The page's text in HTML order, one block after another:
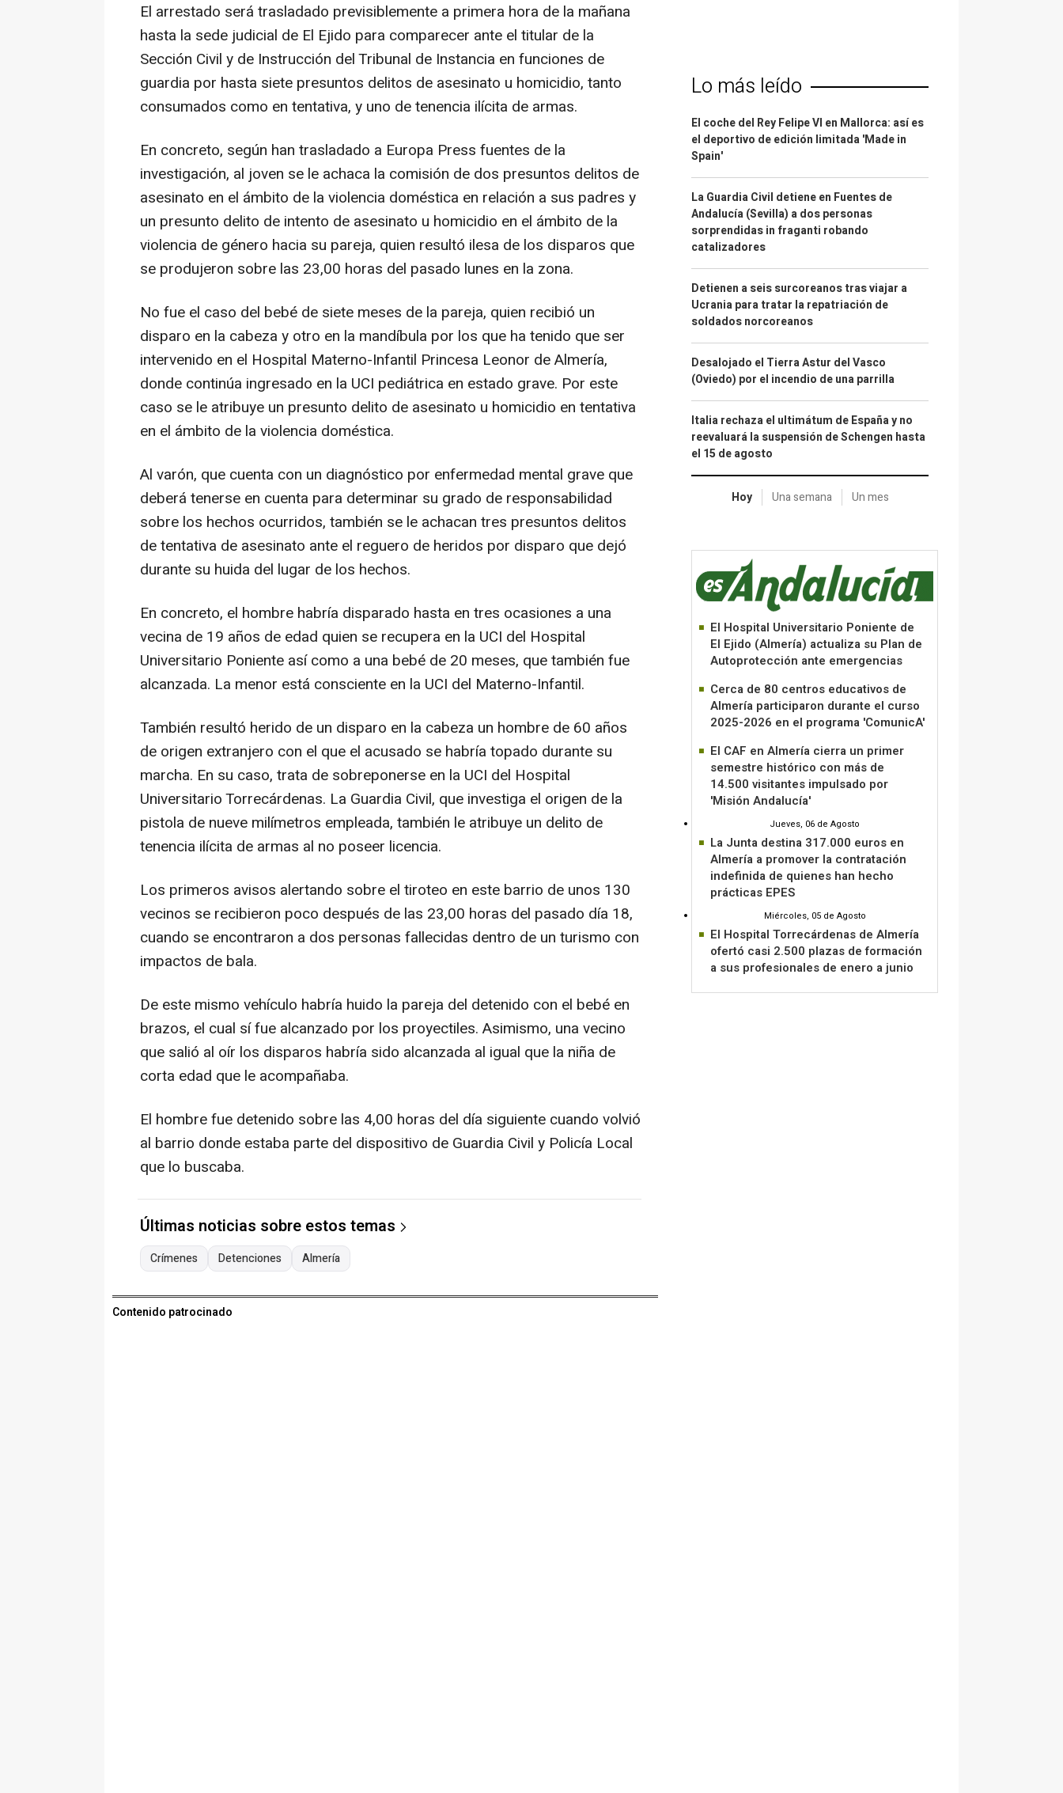
El arrestado será trasladado previsiblemente a primera hora de la mañana
hasta la sede judicial de El Ejido para comparecer ante el titular de la
Sección Civil y de Instrucción del Tribunal de Instancia en funciones de
guardia por hasta siete presuntos delitos de asesinato u homicidio, tanto
consumados como en tentativa, y uno de tenencia ilícita de armas.
En concreto, según han trasladado a Europa Press fuentes de la
investigación, al joven se le achaca la comisión de dos presuntos delitos de
asesinato en el ámbito de la violencia doméstica en relación a sus padres y
un presunto delito de intento de asesinato u homicidio en el ámbito de la
violencia de género hacia su pareja, quien resultó ilesa de los disparos que
se produjeron sobre las 23,00 horas del pasado lunes en la zona.
No fue el caso del bebé de siete meses de la pareja, quien recibió un
disparo en la cabeza y otro en la mandíbula por los que ha tenido que ser
intervenido en el Hospital Materno-Infantil Princesa Leonor de Almería,
donde continúa ingresado en la UCI pediátrica en estado grave. Por este
caso se le atribuye un presunto delito de asesinato u homicidio en tentativa
en el ámbito de la violencia doméstica.
Al varón, que cuenta con un diagnóstico por enfermedad mental grave que
deberá tenerse en cuenta para determinar su grado de responsabilidad
sobre los hechos ocurridos, también se le achacan tres presuntos delitos
de tentativa de asesinato ante el reguero de heridos por disparo que dejó
durante su huida del lugar de los hechos.
En concreto, el hombre habría disparado hasta en tres ocasiones a una
vecina de 19 años de edad quien se recupera en la UCI del Hospital
Universitario Poniente así como a una bebé de 20 meses, que también fue
alcanzada. La menor está consciente en la UCI del Materno-Infantil.
También resultó herido de un disparo en la cabeza un hombre de 60 años
de origen extranjero con el que el acusado se habría topado durante su
marcha. En su caso, trata de sobreponerse en la UCI del Hospital
Universitario Torrecárdenas. La Guardia Civil, que investiga el origen de la
pistola de nueve milímetros empleada, también le atribuye un delito de
tenencia ilícita de armas al no poseer licencia.
Los primeros avisos alertando sobre el tiroteo en este barrio de unos 130
vecinos se recibieron poco después de las 23,00 horas del pasado día 18,
cuando se encontraron a dos personas fallecidas dentro de un turismo con
impactos de bala.
De este mismo vehículo habría huido la pareja del detenido con el bebé en
brazos, el cual sí fue alcanzado por los proyectiles. Asimismo, una vecino
que salió al oír los disparos habría sido alcanzada al igual que la niña de
corta edad que le acompañaba.
El hombre fue detenido sobre las 4,00 horas del día siguiente cuando volvió
al barrio donde estaba parte del dispositivo de Guardia Civil y Policía Local
que lo buscaba.
Últimas noticias sobre estos temas
Crímenes Detenciones Almería
Contenido patrocinado
Lo más leído
El coche del Rey Felipe VI en Mallorca: así es
el deportivo de edición limitada 'Made in
Spain'
La Guardia Civil detiene en Fuentes de
Andalucía (Sevilla) a dos personas
sorprendidas in fraganti robando
catalizadores
Detienen a seis surcoreanos tras viajar a
Ucrania para tratar la repatriación de
soldados norcoreanos
Desalojado el Tierra Astur del Vasco
(Oviedo) por el incendio de una parrilla
Italia rechaza el ultimátum de España y no
reevaluará la suspensión de Schengen hasta
el 15 de agosto
Hoy Una semana Un mes
El Hospital Universitario Poniente de
El Ejido (Almería) actualiza su Plan de
Autoprotección ante emergencias
Cerca de 80 centros educativos de
Almería participaron durante el curso
2025-2026 en el programa 'ComunicA'
El CAF en Almería cierra un primer
semestre histórico con más de
14.500 visitantes impulsado por
'Misión Andalucía'
Jueves, 06 de Agosto
La Junta destina 317.000 euros en
Almería a promover la contratación
indefinida de quienes han hecho
prácticas EPES
Miércoles, 05 de Agosto
El Hospital Torrecárdenas de Almería
ofertó casi 2.500 plazas de formación
a sus profesionales de enero a junio